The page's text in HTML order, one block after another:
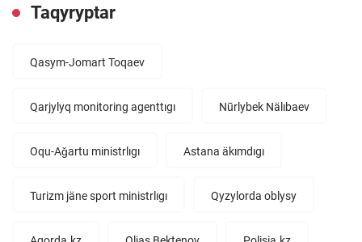
Taqyryptar
Qasym-Jomart Toqaev
Qarjylyq monitoring agenttıgı Nūrlybek Nälıbaev
Oqu-Aǧartu ministrlıgı Astana äkımdıgı
Turizm jäne sport ministrlıgı Qyzylorda oblysy